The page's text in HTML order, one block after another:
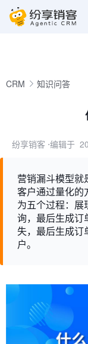
CRM 知识问答
纷享销客 ⋅编辑于
营销漏斗模型就
客户通过量化的
为五个过程：展
询，最后生成订
失，最后生成订
户。